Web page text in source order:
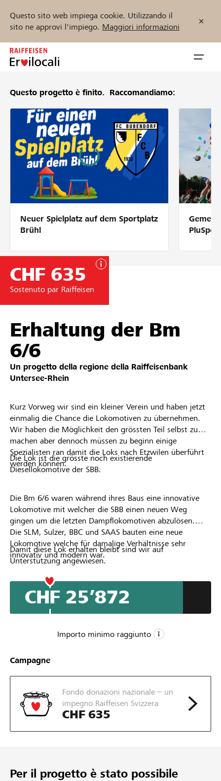
Questo sito web impiega cookie. Utilizzando il
sito ne approvi l'impiego. Maggiori informazioni
Zum
Inhalt
Sostenere
Aiuto & supporto
Partner / Banche Raiffeisen
Collegarsi
Trova progetti e organizzazioni
DE FR
Questo progetto è finito. Raccomandiamo:
Neuer Spielplatz auf dem Sportplatz
Brühl
CHF 635
Sostenuto par Raiffeisen
Erhaltung der Bm
6/6
Un progetto della regione della Raiffeisenbank
Untersee-Rhein
Kurz Vorweg wir sind ein kleiner Verein und haben jetzt
einmalig die Chance die Lokomotiven zu übernehmen.
Wir haben die Möglichkeit den grössten Teil selbst zu
machen aber dennoch müssen zu beginn einige
Spezialisten ran damit die Loks nach Etzwilen überführt
werden können.
Die Lok ist die grösste noch existierende
Diesellokomotive der SBB.
Die Bm 6/6 waren während ihres Baus eine innovative
Lokomotive mit welcher die SBB einen neuen Weg
gingen um die letzten Dampflokomotiven abzulösen.
Die SLM, Sulzer, BBC und SAAS bauten eine neue
Lokomotive welche für damalige Verhältnisse sehr
innovativ und modern war.
Damit diese Lok erhalten bleibt sind wir auf
Unterstützung angewiesen.
CHF 25’872
Importo minimo raggiunto
CHF 6’000
Importo desiderato
29
Campagne
Fondo donazioni nazionale – un
impegno Raiffeisen Svizzera
CHF 635
Per il progetto è stato possibile